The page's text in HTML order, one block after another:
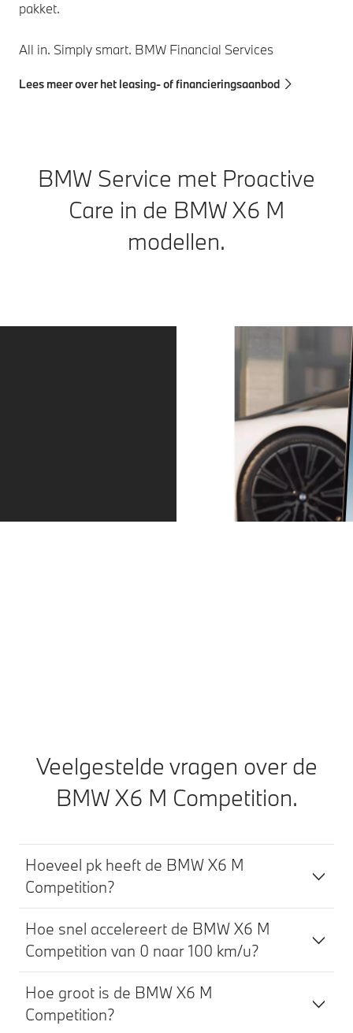
de weg vrij
pakket.
All in. Simply smart. BMW Financial Services
Lees meer over het leasing- of financieringsaanbod
BMW Service met Proactive
Care in de BMW X6 M
modellen.
Service precies op het moment dat u
Veelgestelde vragen over de
BMW X6 M Competition.
Hoeveel pk heeft de BMW X6 M
Competition?
Hoe snel accelereert de BMW X6 M
Competition van 0 naar 100 km/u?
Hoe groot is de BMW X6 M
Competition?